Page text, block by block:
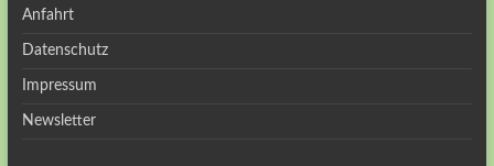
Anfahrt
Datenschutz
Impressum
Newsletter